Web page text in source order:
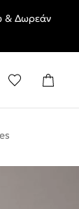
που θες.
& Δωρεάν